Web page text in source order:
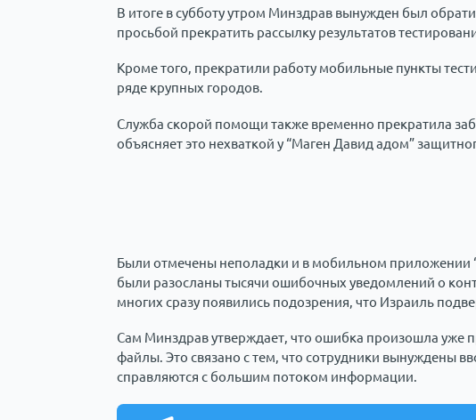
В итоге в субботу утром Минздрав вынужден был
просьбой прекратить рассылку результатов
Кроме того, прекратили работу мобильные пункты
ряде крупных городов.
Служба скорой помощи также временно прекратила
объясняет это нехваткой у “Маген Давид адом”
Были отмечены неполадки и в мобильном приложении
были разосланы тысячи ошибочных уведомлений о
многих сразу появились подозрения, что Израиль
Сам Минздрав утверждает, что ошибка произошла уже
файлы. Это связано с тем, что сотрудники вынуждены
справляются с большим потоком информации.